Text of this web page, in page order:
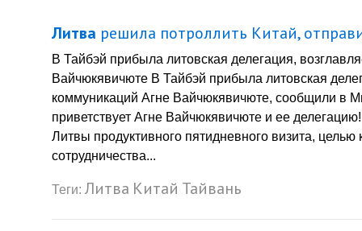
Литва решила потроллить Китай,
В Тайбэй прибыла литовская делегация,
Вайчюкявичюте В Тайбэй прибыла литовская
коммуникаций Агне Вайчюкявичюте, сообщили в
приветствует Агне Вайчюкявичюте и ее
Литвы продуктивного пятидневного визита, целью
сотрудничества...
Теги: Литва Китай Тайвань